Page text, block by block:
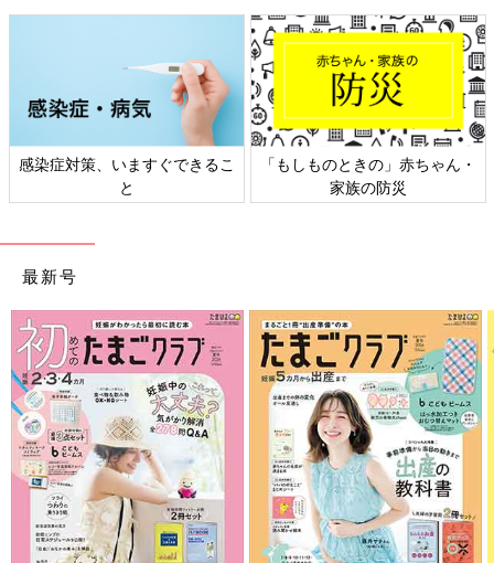
目安などもわかりやすく紹介しています。
切り取って使える、「赤ちゃんの月齢別 発育・発達見通し表」
感染症対策、いますぐできるこ
と
「もしものときの」赤ちゃん・
家族の防災
最新号